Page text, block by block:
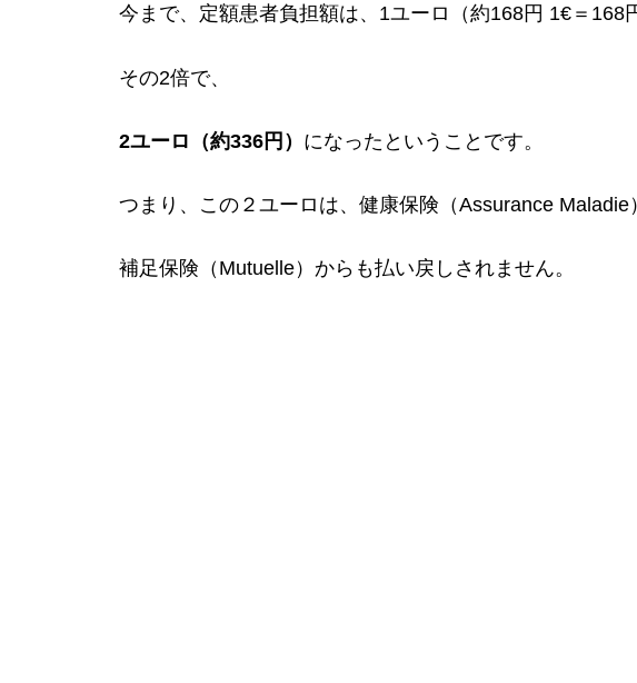
今まで、定額患者負担額は、1ユーロ（約168円 1€＝168
その2倍で、
2ユーロ（約336円） になったということです。
つまり、この２ユーロは、健康保険（Assurance Maladie
補足保険（Mutuelle）からも払い戻しされません。